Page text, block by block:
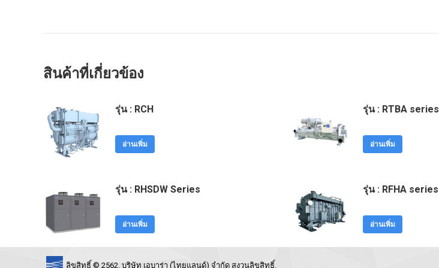
สินค้าที่เกี่ยวข้อง
รุ่น : RCH
อ่านเพิ่ม
รุ่น : RTBA series
อ่านเพิ่ม
รุ่น : RHSDW Series
อ่านเพิ่ม
รุ่น : RFHA series
อ่านเพิ่ม
ลิขสิทธิ์ © 2562. บริษัท เอบาร่า (ไทยแลนด์) จำกัด สงวนลิขสิทธิ์.